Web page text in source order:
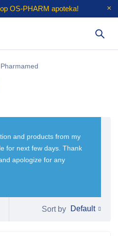
OS-PHARM apoteka!
Pharmamed
and products from my
for next few days. Thank
apologize for any
Sort by Default